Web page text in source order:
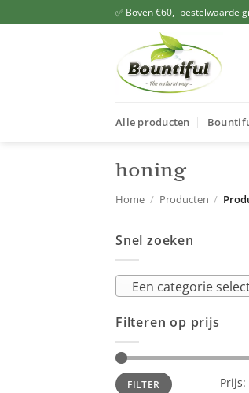
naar
✅ Boven €60,- bestelwaarde
Alle producten
honing
Home / Producten /
Snel zoeken
Filteren op prijs
Min.
prijs
Max.
prijsFILTER Prijs: